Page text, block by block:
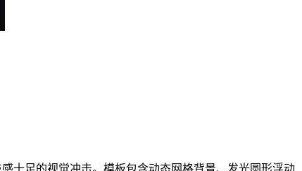
十足的视觉冲击。模板包含动态网格背景、发光圆形浮动